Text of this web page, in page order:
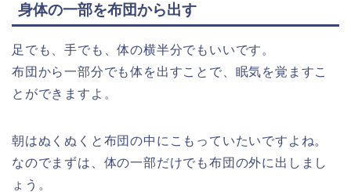
身体の一部を布団から出す
足でも、手でも、体の横半分でもいいです。
布団から一部分でも体を出すことで、眠気を覚ますこ
とができますよ。
朝はぬくぬくと布団の中にこもっていたいですよね。
なのでまずは、体の一部だけでも布団の外に出しまし
ょう。